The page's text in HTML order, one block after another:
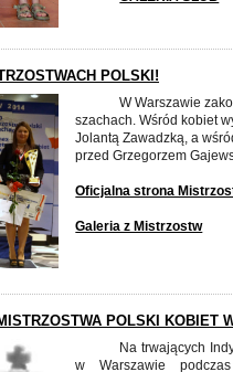
POLSKI!
W Warszawie
szachach. Wśród kobiet
Jolantą Zawadzką, a
przed Grzegorzem
Oficjalna strona
Galeria z Mistrzostw
POLSKI KOBIET
Na trwających
w Warszawie